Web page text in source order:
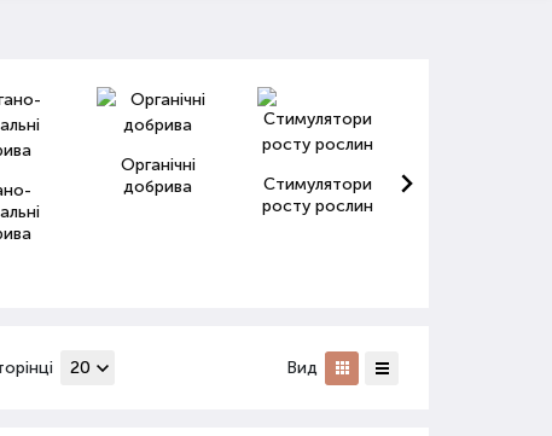
Органічні
добрива
Стимулятори
росту рослин
Вид